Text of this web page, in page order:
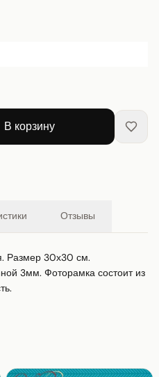
В корзину
Отзывы
Размер 30х30 см.
3мм. Фоторамка состоит из